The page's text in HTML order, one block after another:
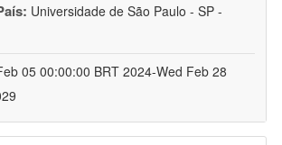
Universidade de São Paulo - SP -
05 00:00:00 BRT 2024-Wed Feb 28